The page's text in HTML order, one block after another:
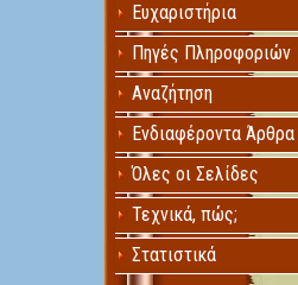
Ευχαριστήρια
Πηγές Πληροφοριών
Αναζήτηση
Ενδιαφέροντα Άρθρα
Όλες οι Σελίδες
Τεχνικά, πώς;
Στατιστικά